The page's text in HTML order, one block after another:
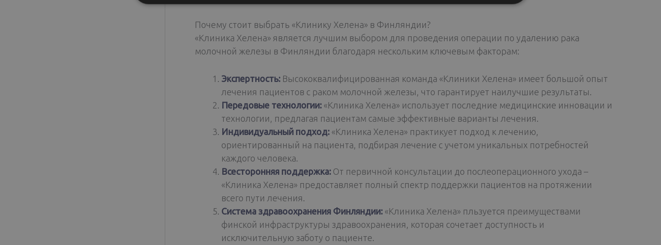
Почему стоит выбрать «Клинику Хелена» в Финляндии?
«Клиника Хелена» является лучшим выбором для проведения операции по удалению рака
молочной железы в Финляндии благодаря нескольким ключевым факторам:
Экспертность: Высококвалифицированная команда «Клиники Хелена» имеет большой опыт
лечения пациентов с раком молочной железы, что гарантирует наилучшие результаты.
Передовые технологии: «Клиника Хелена» использует последние медицинские инновации и
технологии, предлагая пациентам самые эффективные варианты лечения.
Индивидуальный подход: «Клиника Хелена» практикует подход к лечению,
ориентированный на пациента, подбирая лечение с учетом уникальных потребностей
каждого человека.
Всесторонняя поддержка:От первичной консультации до послеоперационного ухода –
«Клиника Хелена» предоставляет полный спектр поддержки пациентов на протяжении
всего пути лечения.
Система здравоохранения Финляндии:«Клиника Хелена» пльзуется преимуществами
финской инфраструктуры здравоохранения, которая сочетает доступность и
исключительную заботу о пациенте.